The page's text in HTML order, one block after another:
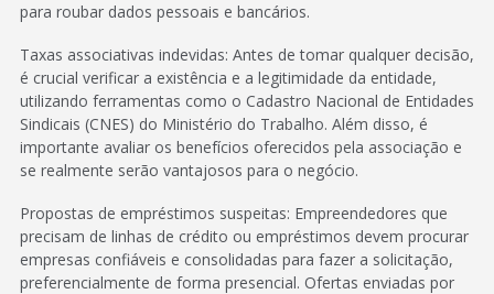
para roubar dados pessoais e bancários.
Taxas associativas indevidas: Antes de tomar qualquer decisão,
é crucial verificar a existência e a legitimidade da entidade,
utilizando ferramentas como o Cadastro Nacional de Entidades
Sindicais (CNES) do Ministério do Trabalho. Além disso, é
importante avaliar os benefícios oferecidos pela associação e
se realmente serão vantajosos para o negócio.
Propostas de empréstimos suspeitas: Empreendedores que
precisam de linhas de crédito ou empréstimos devem procurar
empresas confiáveis e consolidadas para fazer a solicitação,
preferencialmente de forma presencial. Ofertas enviadas por